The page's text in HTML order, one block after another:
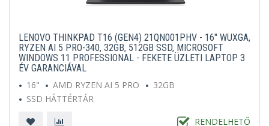
LENOVO THINKPAD T16 (GEN4) 21QN001PHV - 16" WUXGA,
RYZEN AI 5 PRO-340, 32GB, 512GB SSD, MICROSOFT
WINDOWS 11 PROFESSIONAL - FEKETE ÜZLETI LAPTOP 3
ÉV GARANCIÁVAL
16"
AMD RYZEN AI 5 PRO
32GB
SSD HÁTTÉRTÁR
RENDELHETŐ